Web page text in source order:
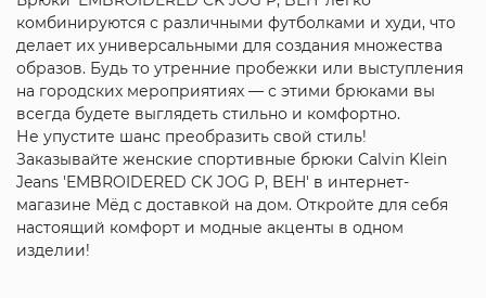
комбинируются с различными футболками и худи, что
делает их универсальными для создания множества
образов. Будь то утренние пробежки или выступления
на городских мероприятиях — с этими брюками вы
всегда будете выглядеть стильно и комфортно.
Не упустите шанс преобразить свой стиль!
Заказывайте женские спортивные брюки Calvin Klein
Jeans 'EMBROIDERED CK JOG P, BEH' в интернет-
магазине Мёд с доставкой на дом. Откройте для себя
настоящий комфорт и модные акценты в одном
изделии!